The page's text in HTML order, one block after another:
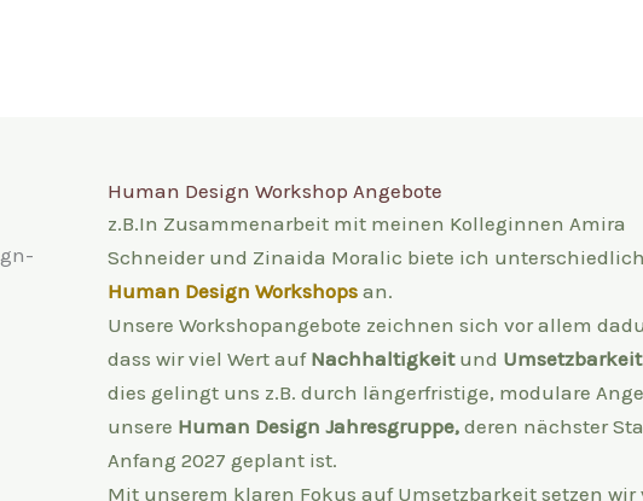
Human Design Workshop Angebote
z.B.In Zusammenarbeit mit meinen Kolleginnen Amira
Schneider und Zinaida Moralic biete ich
Human Design Workshops an.
Unsere Workshopangebote zeichnen sich vor allem
dass wir viel Wert auf Nachhaltigkeit und Umsetzbarkeit
dies gelingt uns z.B. durch längerfristige, modulare
unsere Human Design Jahresgruppe, deren nächster
Anfang 2027 geplant ist.
Mit unserem klaren Fokus auf Umsetzbarkeit setzen wir